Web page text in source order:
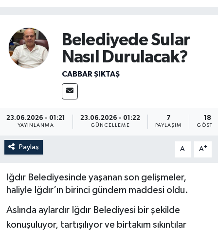
Belediyede Sular
Nasıl Durulacak?
CABBAR ŞIKTAŞ
23.06.2026 - 01:21
YAYINLANMA
23.06.2026 - 01:22
GÜNCELLEME
7
PAYLAŞIM
Paylaş A- A+
Iğdır Belediyesinde yaşanan son gelişmeler,
haliyle Iğdır’ın birinci gündem maddesi oldu.
Aslında aylardır Iğdır Belediyesi bir şekilde
konuşuluyor, tartışılıyor ve birtakım sıkıntılar
Son Dakika Haberleri
Haber Arşivi